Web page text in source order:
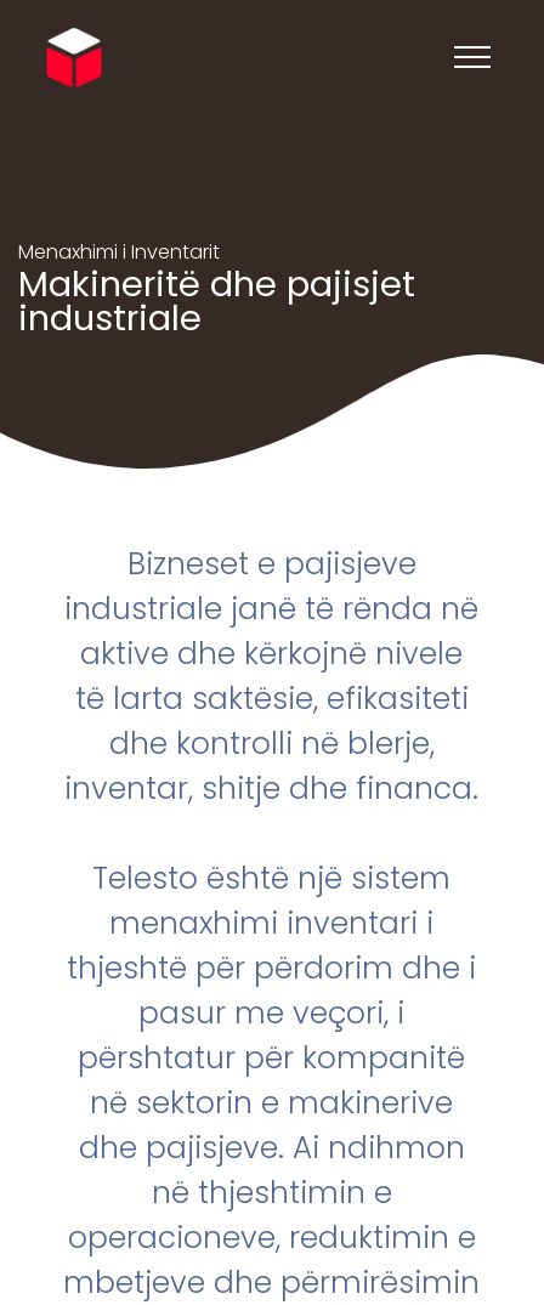
Menaxhimi i Inventarit
Makineritë dhe pajisjet
industriale
Bizneset e pajisjeve
industriale janë të rënda në
aktive dhe kërkojnë nivele
të larta saktësie, efikasiteti
dhe kontrolli në blerje,
inventar, shitje dhe financa.
Telesto është një sistem
menaxhimi inventari i
thjeshtë për përdorim dhe i
pasur me veçori, i
përshtatur për kompanitë
në sektorin e makinerive
dhe pajisjeve. Ai ndihmon
në thjeshtimin e
operacioneve, reduktimin e
mbetjeve dhe përmirësimin